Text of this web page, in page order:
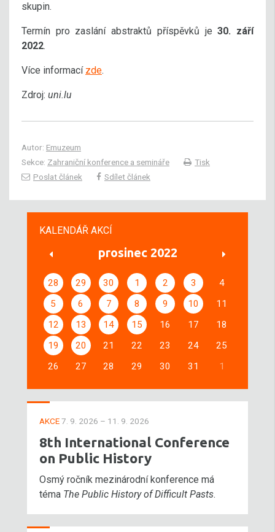
skupin.
Termín pro zaslání abstraktů příspěvků je30. září
2022.
Více informací zde.
Zdroj: uni.lu
Autor: Emuzeum
Sekce: Zahraniční konference a semináře
Tisk
Poslat článek
Sdílet článek
KALENDÁŘ AKCÍ
prosinec 2022
28 29 30 1 2 3
4
5
6 7 8 9 10
11
12
13 14 15 16 17
18
19
20 21 22 23 24
25
26
27 28 29 30 31 1
AKCE7. 9. 2026 – 11. 9. 2026
8th International Conference
on Public History
Osmý ročník mezinárodní konference má
téma The Public History of Difficult Pasts.